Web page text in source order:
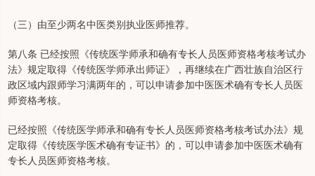
（三）由至少两名中医类别执业医师推荐。
第八条 已经按照《传统医学师承和确有专长人员医师资格考核考试办
法》规定取得《传统医学师承出师证》，再继续在广西壮族自治区行
政区域内跟师学习满两年的，可以申请参加中医医术确有专长人员医
师资格考核。
已经按照《传统医学师承和确有专长人员医师资格考核考试办法》规
定取得《传统医学医术确有专证书》的，可以申请参加中医医术确有
专长人员医师资格考核。